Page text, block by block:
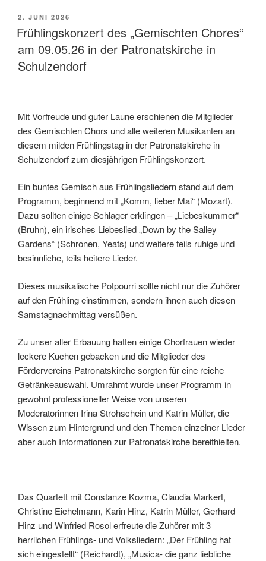
VERÖFFENTLICHT
AM
2. JUNI 2026
Frühlingskonzert des „Gemischten Chores“
am 09.05.26 in der Patronatskirche in
Schulzendorf
Mit Vorfreude und guter Laune erschienen die Mitglieder
des Gemischten Chors und alle weiteren Musikanten an
diesem milden Frühlingstag in der Patronatskirche in
Schulzendorf zum diesjährigen Frühlingskonzert.
Ein buntes Gemisch aus Frühlingsliedern stand auf dem
Programm, beginnend mit „Komm, lieber Mai“ (Mozart).
Dazu sollten einige Schlager erklingen – „Liebeskummer“
(Bruhn), ein irisches Liebeslied „Down by the Salley
Gardens“ (Schronen, Yeats) und weitere teils ruhige und
besinnliche, teils heitere Lieder.
Dieses musikalische Potpourri sollte nicht nur die Zuhörer
auf den Frühling einstimmen, sondern ihnen auch diesen
Samstagnachmittag versüßen.
Zu unser aller Erbauung hatten einige Chorfrauen wieder
leckere Kuchen gebacken und die Mitglieder des
Fördervereins Patronatskirche sorgten für eine reiche
Getränkeauswahl. Umrahmt wurde unser Programm in
gewohnt professioneller Weise von unseren
Moderatorinnen Irina Strohschein und Katrin Müller, die
Wissen zum Hintergrund und den Themen einzelner Lieder
aber auch Informationen zur Patronatskirche bereithielten.
Das Quartett mit Constanze Kozma, Claudia Markert,
Christine Eichelmann, Karin Hinz, Katrin Müller, Gerhard
Hinz und Winfried Rosol erfreute die Zuhörer mit 3
herrlichen Frühlings- und Volksliedern: „Der Frühling hat
sich eingestellt“ (Reichardt), „Musica- die ganz liebliche